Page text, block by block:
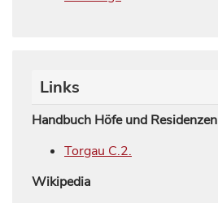
Links
Handbuch Höfe und Residenzen
Torgau C.2.
Wikipedia